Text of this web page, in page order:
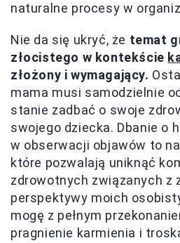
naturalne procesy w
Nie da się ukryć, że temat
złocistego w kontekście
złożony i wymagający.
mama musi samodzielnie
stanie zadbać o swoje
swojego dziecka. Dbanie o
w obserwacji objawów to
które pozwalają uniknąć
zdrowotnych związanych z
perspektywy moich
mogę z pełnym
pragnienie karmienia i